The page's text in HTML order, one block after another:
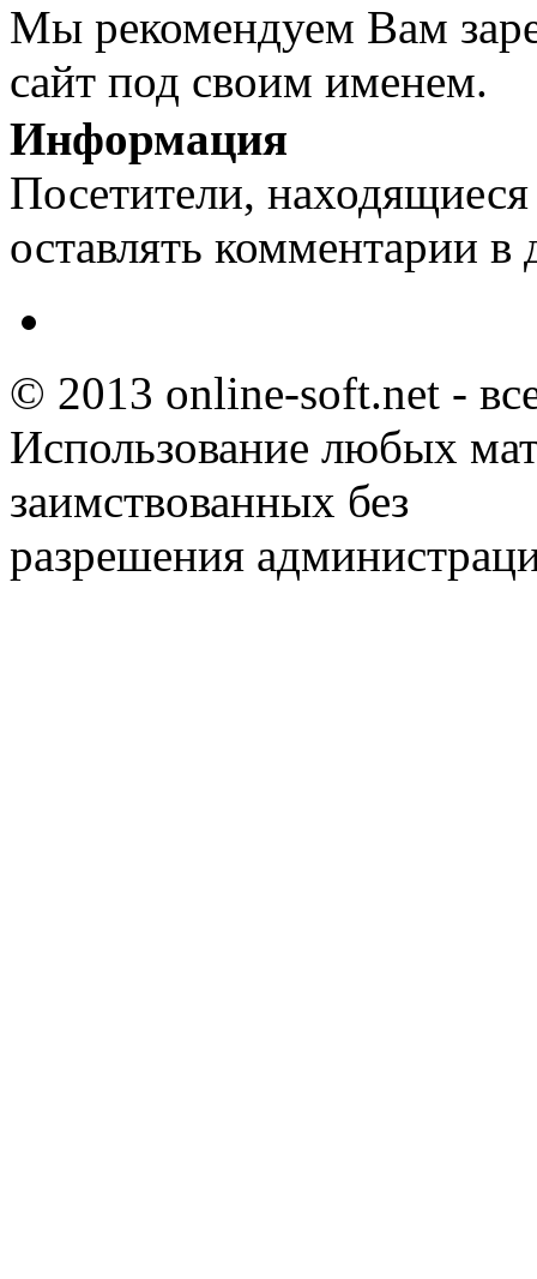
Мы рекомендуем Вам
сайт под своим именем.
Информация
Посетители,
оставлять комментарии в
© 2013 online-soft.net -
Использование любых
заимствованных без
разрешения